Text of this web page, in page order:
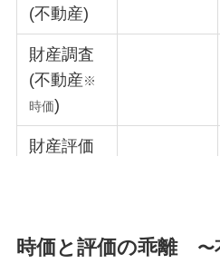
(不動産)
財産調査
(不動産※
時価)
財産評価
遺言書検
〇
時価と評価の乖離 〜